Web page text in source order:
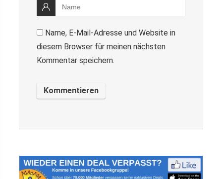
Name, E-Mail-Adresse und Website in
diesem Browser für meinen nächsten
Kommentar speichern.